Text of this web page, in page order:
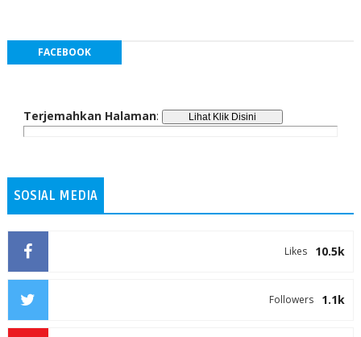
FACEBOOK
Terjemahkan Halaman:
SOSIAL MEDIA
10.5k
Likes
1.1k
Followers